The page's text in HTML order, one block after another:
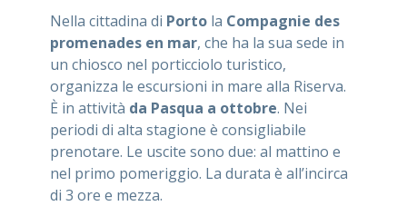
Nella cittadina di Porto la Compagnie des
promenades en mar, che ha la sua sede in
un chiosco nel porticciolo turistico,
organizza le escursioni in mare alla Riserva.
È in attività da Pasqua a ottobre. Nei
periodi di alta stagione è consigliabile
prenotare. Le uscite sono due: al mattino e
nel primo pomeriggio. La durata è all’incirca
di 3 ore e mezza.